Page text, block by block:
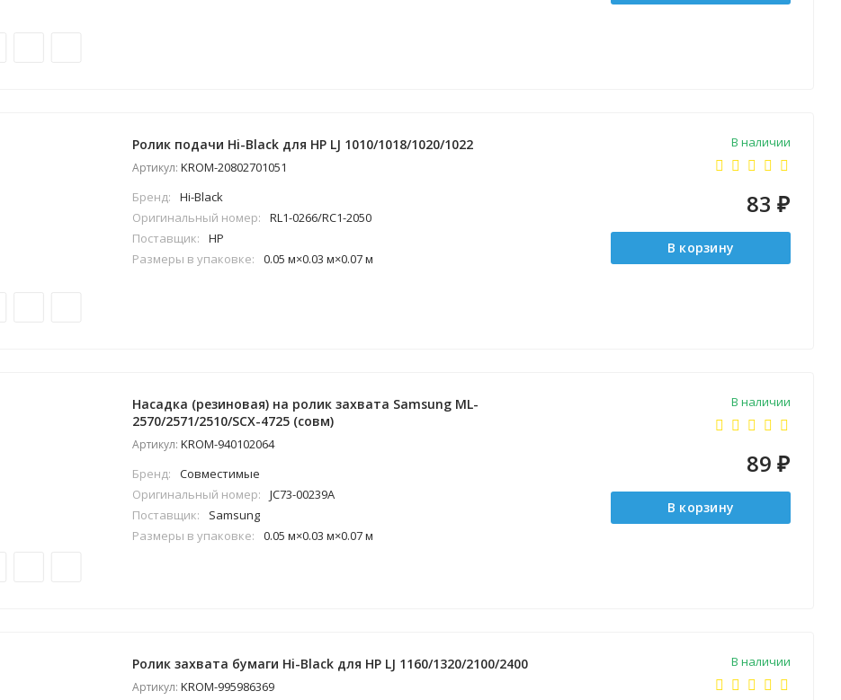
Ролик подачи Hi-Black для HP LJ 1010/1018/1020/1022
Артикул: KROM-20802701051
Бренд:
Hi-Black
Оригинальный номер:
RL1-0266/RC1-2050
Поставщик:
HP
Размеры в упаковке:
0.05 м×0.03 м×0.07 м
В наличии
83 ₽
В корзину
Насадка (резиновая) на ролик захвата Samsung ML-
2570/2571/2510/SCX-4725 (совм)
Артикул: KROM-940102064
Бренд:
Совместимые
Оригинальный номер:
JC73-00239A
Поставщик:
Samsung
Размеры в упаковке:
0.05 м×0.03 м×0.07 м
В наличии
89 ₽
В корзину
Ролик захвата бумаги Hi-Black для HP LJ 1160/1320/2100/2400
Артикул: KROM-995986369
В наличии